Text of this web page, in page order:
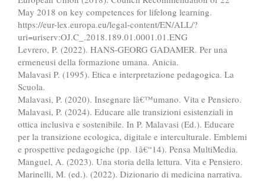
May 2018 on key competences for lifelong learning.
https://eur-lex.europa.eu/legal-content/EN/ALL/?
uri=uriserv:OJ.C_.2018.189.01.0001.01.ENG
Levrero, P. (2022). HANS-GEORG GADAMER. Per una
ermeneusi della formazione umana. Anicia.
Malavasi P. (1995). Etica e interpretazione pedagogica. La
Scuola.
Malavasi, P. (2020). Insegnare lâ€™umano. Vita e Pensiero.
Malavasi, P. (2024). Educare alle transizioni esistenziali in
ottica inclusiva e sostenibile. In P. Malavasi (Ed.). Educare
per la transizione ecologica, digitale e interculturale. Emblemi
e prospettive pedagogiche (pp. 1â€“14). Pensa MultiMedia.
Manguel, A. (2023). Una storia della lettura. Vita e Pensiero.
Marinelli, M. (ed.). (2022). Dizionario di medicina narrativa.